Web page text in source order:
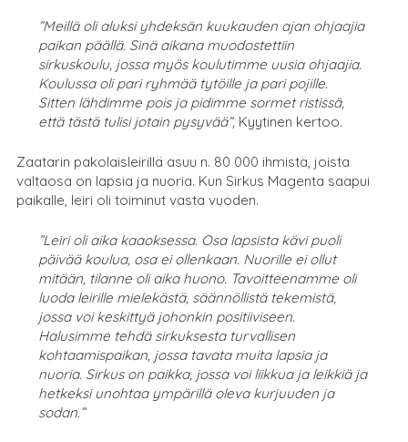
”Meillä oli aluksi yhdeksän kuukauden ajan ohjaajia
paikan päällä. Sinä aikana muodostettiin
sirkuskoulu, jossa myös koulutimme uusia ohjaajia.
Koulussa oli pari ryhmää tytöille ja pari pojille.
Sitten lähdimme pois ja pidimme sormet ristissä,
että tästä tulisi jotain pysyvää”, Kyytinen kertoo.
Zaatarin pakolaisleirillä asuu n. 80 000 ihmistä, joista
valtaosa on lapsia ja nuoria. Kun Sirkus Magenta saapui
paikalle, leiri oli toiminut vasta vuoden.
”Leiri oli aika kaaoksessa. Osa lapsista kävi puoli
päivää koulua, osa ei ollenkaan. Nuorille ei ollut
mitään, tilanne oli aika huono. Tavoitteenamme oli
luoda leirille mielekästä, säännöllistä tekemistä,
jossa voi keskittyä johonkin positiiviseen.
Halusimme tehdä sirkuksesta turvallisen
kohtaamispaikan, jossa tavata muita lapsia ja
nuoria. Sirkus on paikka, jossa voi liikkua ja leikkiä ja
hetkeksi unohtaa ympärillä oleva kurjuuden ja
sodan.”